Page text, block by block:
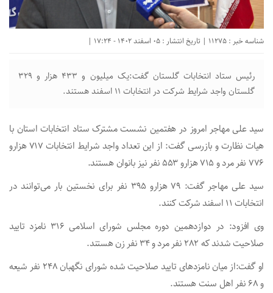
شناسه خبر : 11275 | تاریخ انتشار : 05 اسفند 1402 - 17:24 |
رئیس ستاد انتخابات گلستان گفت:یک میلیون و ۴۳۳ هزار و ۳۲۹
گلستان واجد شرایط شرکت در انتخابات ۱۱ اسفند هستند.
سید علی مهاجر امروز در هفتمین نشست مشترک ستاد انتخابات استان با
هیات نظارت و بازرسی گفت: از این تعداد واجد شرایط انتخابات ۷۱۷ هزارو
۷۷۶ نفر مرد و ۷۱۵ هزارو ۵۵۳ نفر نیز بانوان هستند.
سید علی مهاجر گفت: ۷۹ هزارو ۳۹۵ نفر برای نخستین بار می‌توانند در
انتخابات ۱۱ اسفند شرکت کنند.
وی افزود: در دوازدهمین دوره مجلس شورای اسلامی ۳۱۶ نامزد تایید
صلاحیت شدند که ۲۸۲ نفر مرد و ۳۴ نفر زن هستند.
او گفت:از میان نامزد‌های تایید صلاحیت شده شورای نگهبان ۲۴۸ نفر شیعه
و ۶۸ نفر اهل سنت هستند.